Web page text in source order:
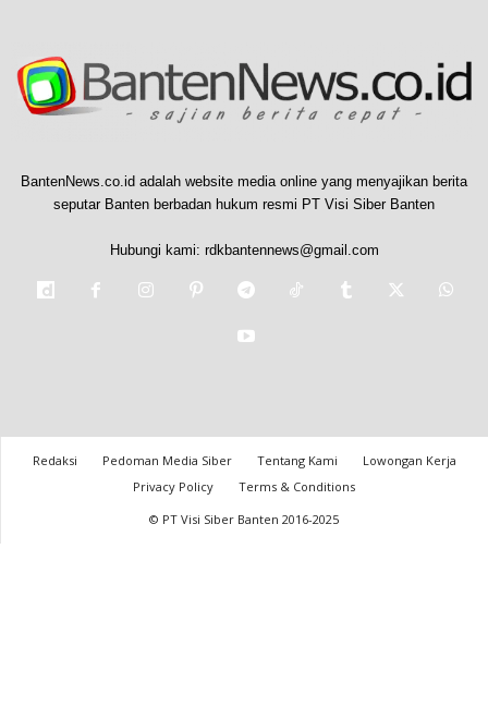
BantenNews.co.id adalah website media online yang menyajikan berita
seputar Banten berbadan hukum resmi PT Visi Siber Banten
Hubungi kami: rdkbantennews@gmail.com
Redaksi Pedoman Media Siber Tentang Kami
Lowongan Kerja
Privacy Policy
Terms & Conditions
© PT Visi Siber Banten 2016-2025